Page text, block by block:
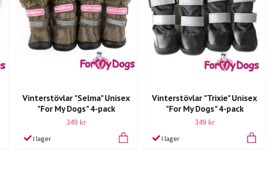
Vinterstövlar "Selma" Unisex
"For My Dogs" 4-pack
349 kr
I lager
Vinterstövlar "Trixie" Unisex
"For My Dogs" 4-pack
349 kr
I lager